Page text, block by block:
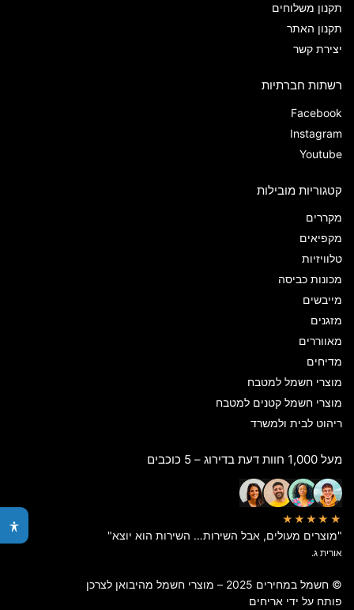
תקנון משלוחים
תקנון האתר
יצירת קשר
רשתות חברתיות
Facebook
Instagram
Youtube
קטגוריות מובילות
מקררים
מקפיאים
טלוויזיות
מכונות כביסה
מייבשים
מזגנים
מאווררים
מדיחים
מוצרי חשמל למטבח
מוצרי חשמל קטנים למטבח
ריהוט לבית ולמשרד
מעל 1,000 חוות דעת בדירוג – 5 כוכבים
★★★★★
"מוצרים מעולים, אבל השירות… השירות הוא יוצא"
אורית ג.
© חשמל במחירים 2025 – מוצרי חשמל מהיבואן לצרכן
פותח על ידי אריחים